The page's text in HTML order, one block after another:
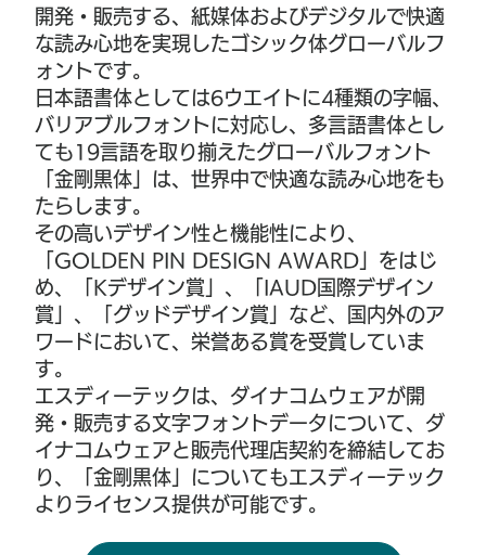
開発・販売する、紙媒体およびデジタルで快適
な読み心地を実現したゴシック体グローバルフ
ォントです。
日本語書体としては6ウエイトに4種類の字幅、
バリアブルフォントに対応し、多言語書体とし
ても19言語を取り揃えたグローバルフォント
「金剛黒体」は、世界中で快適な読み心地をも
たらします。
その高いデザイン性と機能性により、
「GOLDEN PIN DESIGN AWARD」をはじ
め、「Kデザイン賞」、「IAUD国際デザイン
賞」、「グッドデザイン賞」など、国内外のア
ワードにおいて、栄誉ある賞を受賞していま
す。
エスディーテックは、ダイナコムウェアが開
発・販売する文字フォントデータについて、ダ
イナコムウェアと販売代理店契約を締結してお
り、「金剛黒体」についてもエスディーテック
よりライセンス提供が可能です。